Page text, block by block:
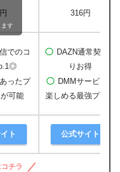
316円
でのコ
ったプ
可能
DAZN通常契約よ
りお得
DMMサービスも
楽しめる最強プラン
ト 公式サイト
ます
チラ